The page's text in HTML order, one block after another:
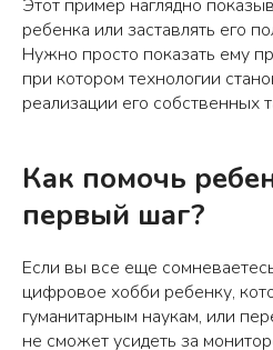
Этот пример наглядно
ребенка или заставлять его
Нужно просто показать ему
при котором технологии
реализации его собственных
Как помочь
первый шаг?
Если вы все еще
цифровое хобби ребенку,
гуманитарным наукам, или
не сможет усидеть за